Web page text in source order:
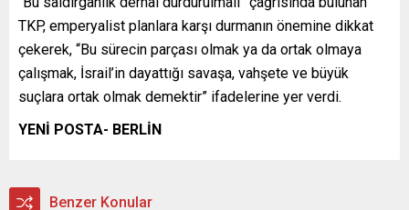
TKP, emperyalist planlara karşı durmanın önemine dikkat
çekerek, “Bu sürecin parçası olmak ya da ortak olmaya
çalışmak, İsrail’in dayattığı savaşa, vahşete ve büyük
suçlara ortak olmak demektir” ifadelerine yer verdi.
YENİ POSTA- BERLİN
Benzer Konular